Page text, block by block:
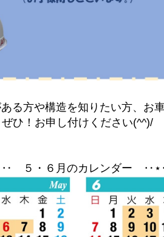
る方や構造を知りたい方、お
ぜひ！お申し付けください(^^)/
５・６月のカレンダー